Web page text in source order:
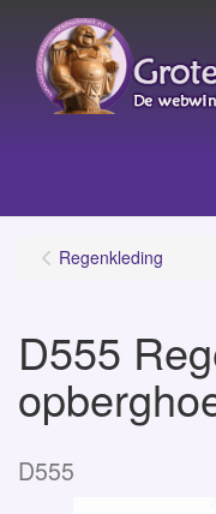
Regenkleding
D555
D555